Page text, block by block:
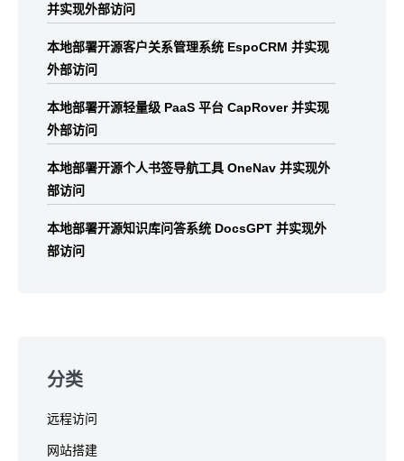
并实现外部访问
本地部署开源客户关系管理系统 EspoCRM 并实现
外部访问
本地部署开源轻量级 PaaS 平台 CapRover 并实现
外部访问
本地部署开源个人书签导航工具 OneNav 并实现外
部访问
本地部署开源知识库问答系统 DocsGPT 并实现外
部访问
分类
远程访问
网站搭建